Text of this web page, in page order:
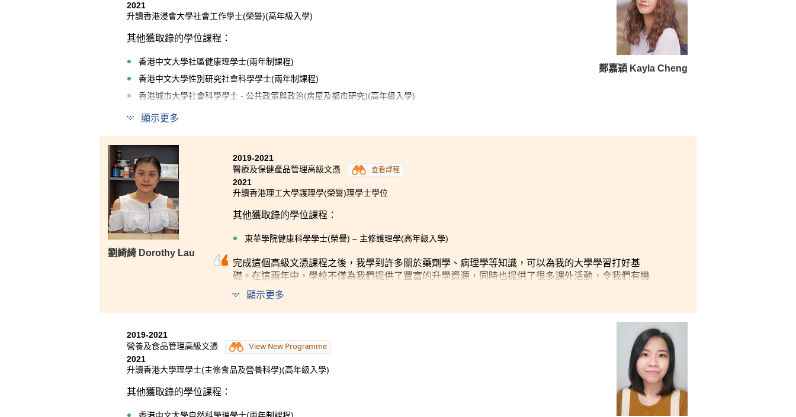
鄭嘉穎 Kayla Cheng
2021
升讀香港浸會大學社會工作學士(榮譽)(高年級入學)
其他獲取錄的學位課程：
香港中文大學社區健康理學士(兩年制課程)
香港中文大學性別研究社會科學學士(兩年制課程)
香港城市大學社會科學學士 - 公共政策與政治(房屋及都市研究)(高年級入學)
香港城市大學社會科學學士(亞洲及國際研究)(高年級入學)
香港教育大學特殊教育榮譽文學士(高年級入學)
嶺南大學社會科學(榮譽)學士 - 健康及社會服務管理專業(高年級入學)
時光飛逝，我很高興能在HPSHCC學習。書院提供了豐富的課外活動及學生支援服務，對於我們日後
升學有很大幫忙。我在書院認識了很多朋友，在此建立了歸屬感。這兩年來，我明白到若要獲取好成
績必須要努力。雖然我在學業上也會有沮喪的時候，但有同學的支持、老師的耐心教導和學生輔導主
任的協助，我從不感到孤單。
顯示更多
劉綺綺 Dorothy Lau
2019-2021
醫療及保健產品管理高級文憑
查看課程
2021
升讀香港理工大學護理學(榮譽)理學士學位
其他獲取錄的學位課程：
東華學院健康科學學士(榮譽) – 主修護理學(高年級入學)
完成這個高級文憑課程之後，我學到許多關於藥劑學、病理學等知識，可以為我的大學學習打好基
礎。在這兩年中，學校不僅為我們提供了豐富的升學資源，同時也提供了很多課外活動，令我們有機
會充實自己。
在高級文憑一年級期間，我加入了學校的義工服務隊，從中提升了自信心和組織活動的能力，並且也
由於疫情關係，我們只能透過網上上課，當我在學習上遇到難題時，老師們都會耐心幫我分析和解答
我的疑問。
我很感謝這個課程的老師以及學生發展資源中心的輔導主任們，一直以來都給予我極大的鼓勵和幫
顯示更多
2019-2021
營養及食品管理高級文憑
View New Programme
2021
升讀香港大學理學士(主修食品及營養科學)(高年級入學)
其他獲取錄的學位課程：